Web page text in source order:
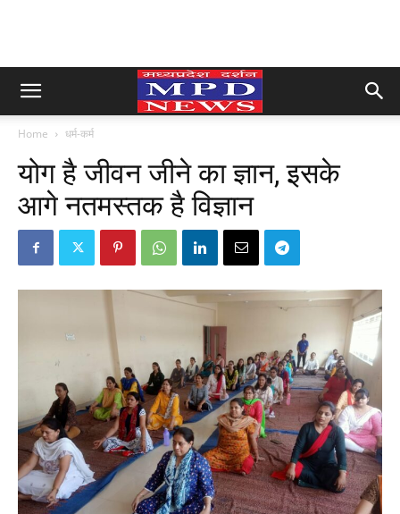
Home धर्म-कर्म
योग है जीवन जीने का ज्ञान, इसके
आगे नतमस्तक है विज्ञान